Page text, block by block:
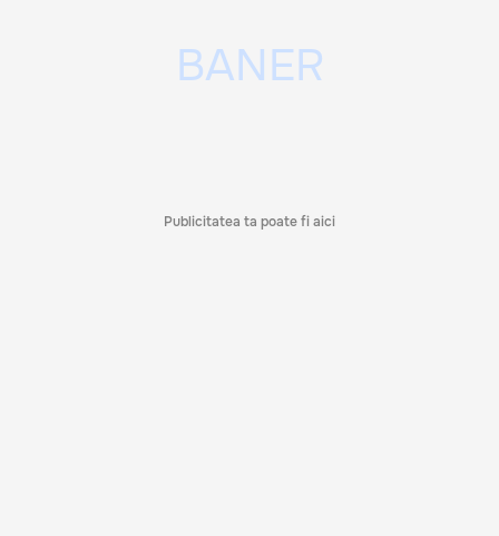
Publicitatea ta poate fi aici